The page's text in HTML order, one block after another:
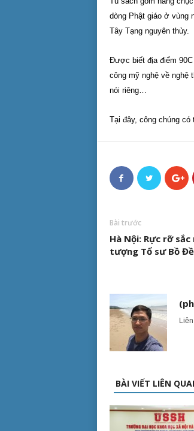
dòng Phật giáo ở vùng
Tây Tạng nguyên thủy.
Được biết địa điểm
công mỹ nghệ về nghệ
nói riêng…
Tại đây, công chúng có
Bài trước
Hà Nội: Rực rỡ
tượng Tổ sư Bồ
BÀI VIẾT LIÊN